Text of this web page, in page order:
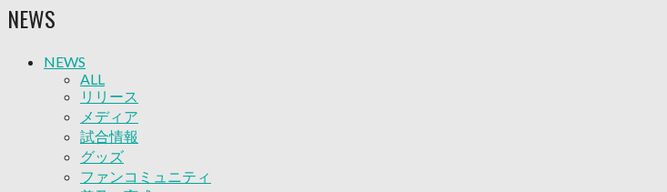
バモス
チアダンススクール
ボランティアチーム「volundeer」
ビクトリーロード
HOMEGAME
観戦ルール＆マナー
ホームゲーム運営管理規定
NEWS
NEWS
ALL
リリース
メディア
試合情報
グッズ
ファンコミュニティ